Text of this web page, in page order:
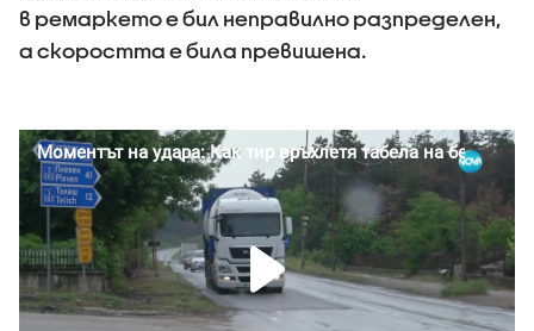
в ремаркето е бил неправилно разпределен,
а скоростта е била превишена.